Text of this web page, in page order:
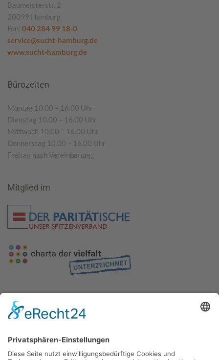
Baumeisterstr. 2
20099 Hamburg
Fon: 040 284 99 18-0
service@sucht-hamburg.de
www.sucht-hamburg.de
Bürozeiten
Montag 10.00 – 16.00 Uhr
Dienstag 10.00 – 16.00 Uhr
Mittwoch 10.00 – 16.00 Uhr
Donnerstag 10.00 – 16.00 Uhr
Freitag nach Vereinbarung
Mitglied im